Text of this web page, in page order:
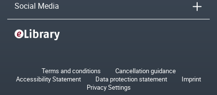
Social Media
Terms and conditions
Cancellation guidance
Accessibility Statement
Data protection statement
Imprint
Privacy Settings